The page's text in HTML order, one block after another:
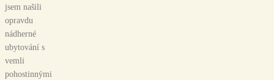
jsem našili
opravdu
nádherné
ubytování s
vemli
pohostinnými